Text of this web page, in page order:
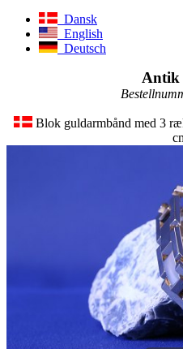
Dansk
English
Deutsch
Antik
Blok guldarmbånd med 3